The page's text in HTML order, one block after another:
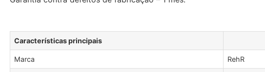
Características principais
Marca RehR